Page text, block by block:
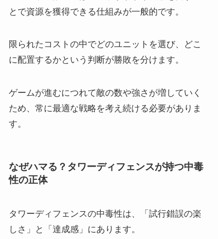
とで資源を獲得できる仕組みが一般的です。
限られたコストの中でどのユニットを選び、どこ
に配置するかという判断が勝敗を分けます。
ゲームが進むにつれて敵の数や強さが増していく
ため、常に最適な戦略を考え続ける必要がありま
す。
なぜハマる？タワーディフェンスが持つ中毒
性の正体
タワーディフェンスの中毒性は、「試行錯誤の楽
しさ」と「達成感」にあります。